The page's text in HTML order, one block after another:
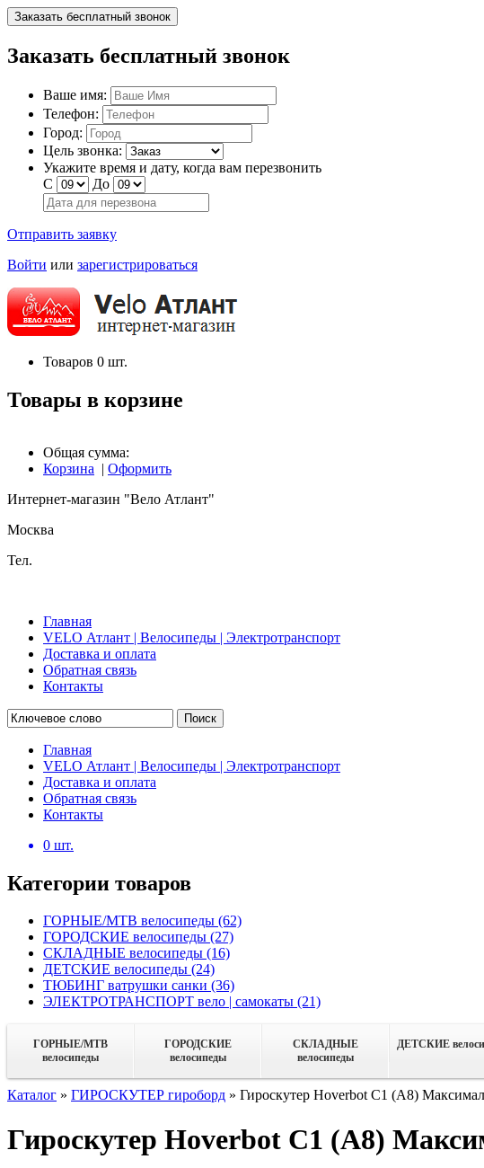
Заказать бесплатный звонок
Заказать бесплатный звонок
Ваше имя:
Телефон:
Город:
Цель звонка:
Укажите время и дату, когда вам перезвонить
С
До
Отправить заявку
Войти или зарегистрироваться
Товаров 0 шт.
Товары в корзине
Общая сумма:
Корзина | Оформить
Интернет-магазин "Вело Атлант"
Москва
Тел.
Главная
VELO Атлант | Велосипеды | Электротранспорт
Доставка и оплата
Обратная связь
Контакты
Поиск
Главная
VELO Атлант | Велосипеды | Электротранспорт
Доставка и оплата
Обратная связь
Контакты
0 шт.
Категории товаров
ГОРНЫЕ/MTB велосипеды (62)
ГОРОДСКИЕ велосипеды (27)
СКЛАДНЫЕ велосипеды (16)
ДЕТСКИЕ велосипеды (24)
ТЮБИНГ ватрушки санки (36)
ЭЛЕКТРОТРАНСПОРТ вело | самокаты (21)
ГОРНЫЕ/MTB
велосипеды
ГОРОДСКИЕ
велосипеды
СКЛАДНЫЕ
велосипеды
ДЕТСКИЕ
Каталог » ГИРОСКУТЕР гироборд » Гироскутер Hoverbot C1 (А8)
Гироскутер Hoverbot C1 (А8)